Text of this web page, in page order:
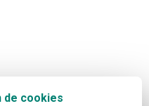
de cookies